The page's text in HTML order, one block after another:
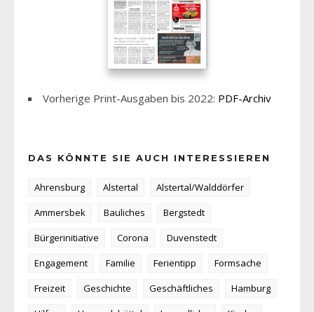
Vorherige Print-Ausgaben bis 2022: PDF-Archiv
DAS KÖNNTE SIE AUCH INTERESSIEREN
Ahrensburg Alstertal
Alstertal/Walddörfer
Ammersbek
Bauliches
Bergstedt
Bürgerinitiative
Corona
Duvenstedt
Engagement
Familie Ferientipp
Formsache
Freizeit
Geschichte Geschäftliches
Hamburg